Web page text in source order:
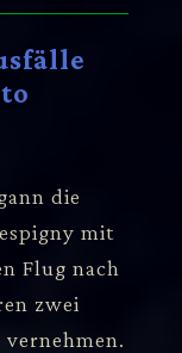
die
mit
Flug nach
zwei